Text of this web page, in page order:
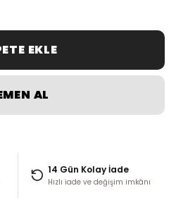
EKLE
AL
14 Gün Kolay İade
Hızlı iade ve değişim imkânı